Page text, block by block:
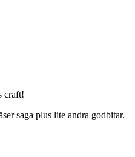
craft!
saga plus lite andra godbitar.